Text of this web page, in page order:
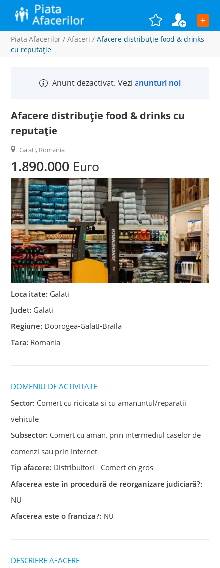
+
Piata Afacerilor /Afaceri /Afacere distribuție food & drinks
cu reputație
Anunt dezactivat. Vezi anunturi noi
Afacere distribuție food & drinks cu
reputație
Galati, Romania
1.890.000 Euro
Localitate: Galati
Judet: Galati
Regiune: Dobrogea-Galati-Braila
Tara: Romania
DOMENIU DE ACTIVITATE
Sector: Comert cu ridicata si cu amanuntul/reparatii
vehicule
Subsector: Comert cu aman. prin intermediul caselor de
comenzi sau prin Internet
Tip afacere: Distribuitori - Comert en-gros
Afacerea este în procedură de reorganizare judiciară?:
NU
Afacerea este o franciză?: NU
DESCRIERE AFACERE